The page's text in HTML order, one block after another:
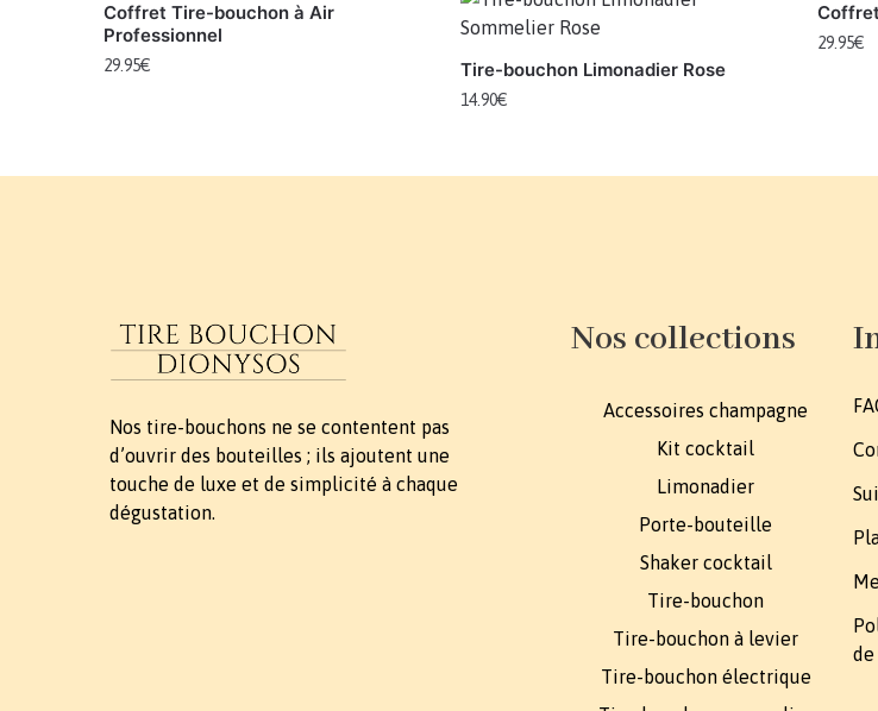
Coffret Tire-bouchon à Air
Professionnel
29.95€ Tire-bouchon Limonadier Rose
14.90€
29.95€
Nos tire-bouchons ne se contentent pas
d’ouvrir des bouteilles ; ils ajoutent une
touche de luxe et de simplicité à chaque
dégustation.
Nos collections
Accessoires champagne
Kit cocktail
Limonadier
Porte-bouteille
Shaker cocktail
Tire-bouchon
Tire-bouchon à levier
Tire-bouchon électrique